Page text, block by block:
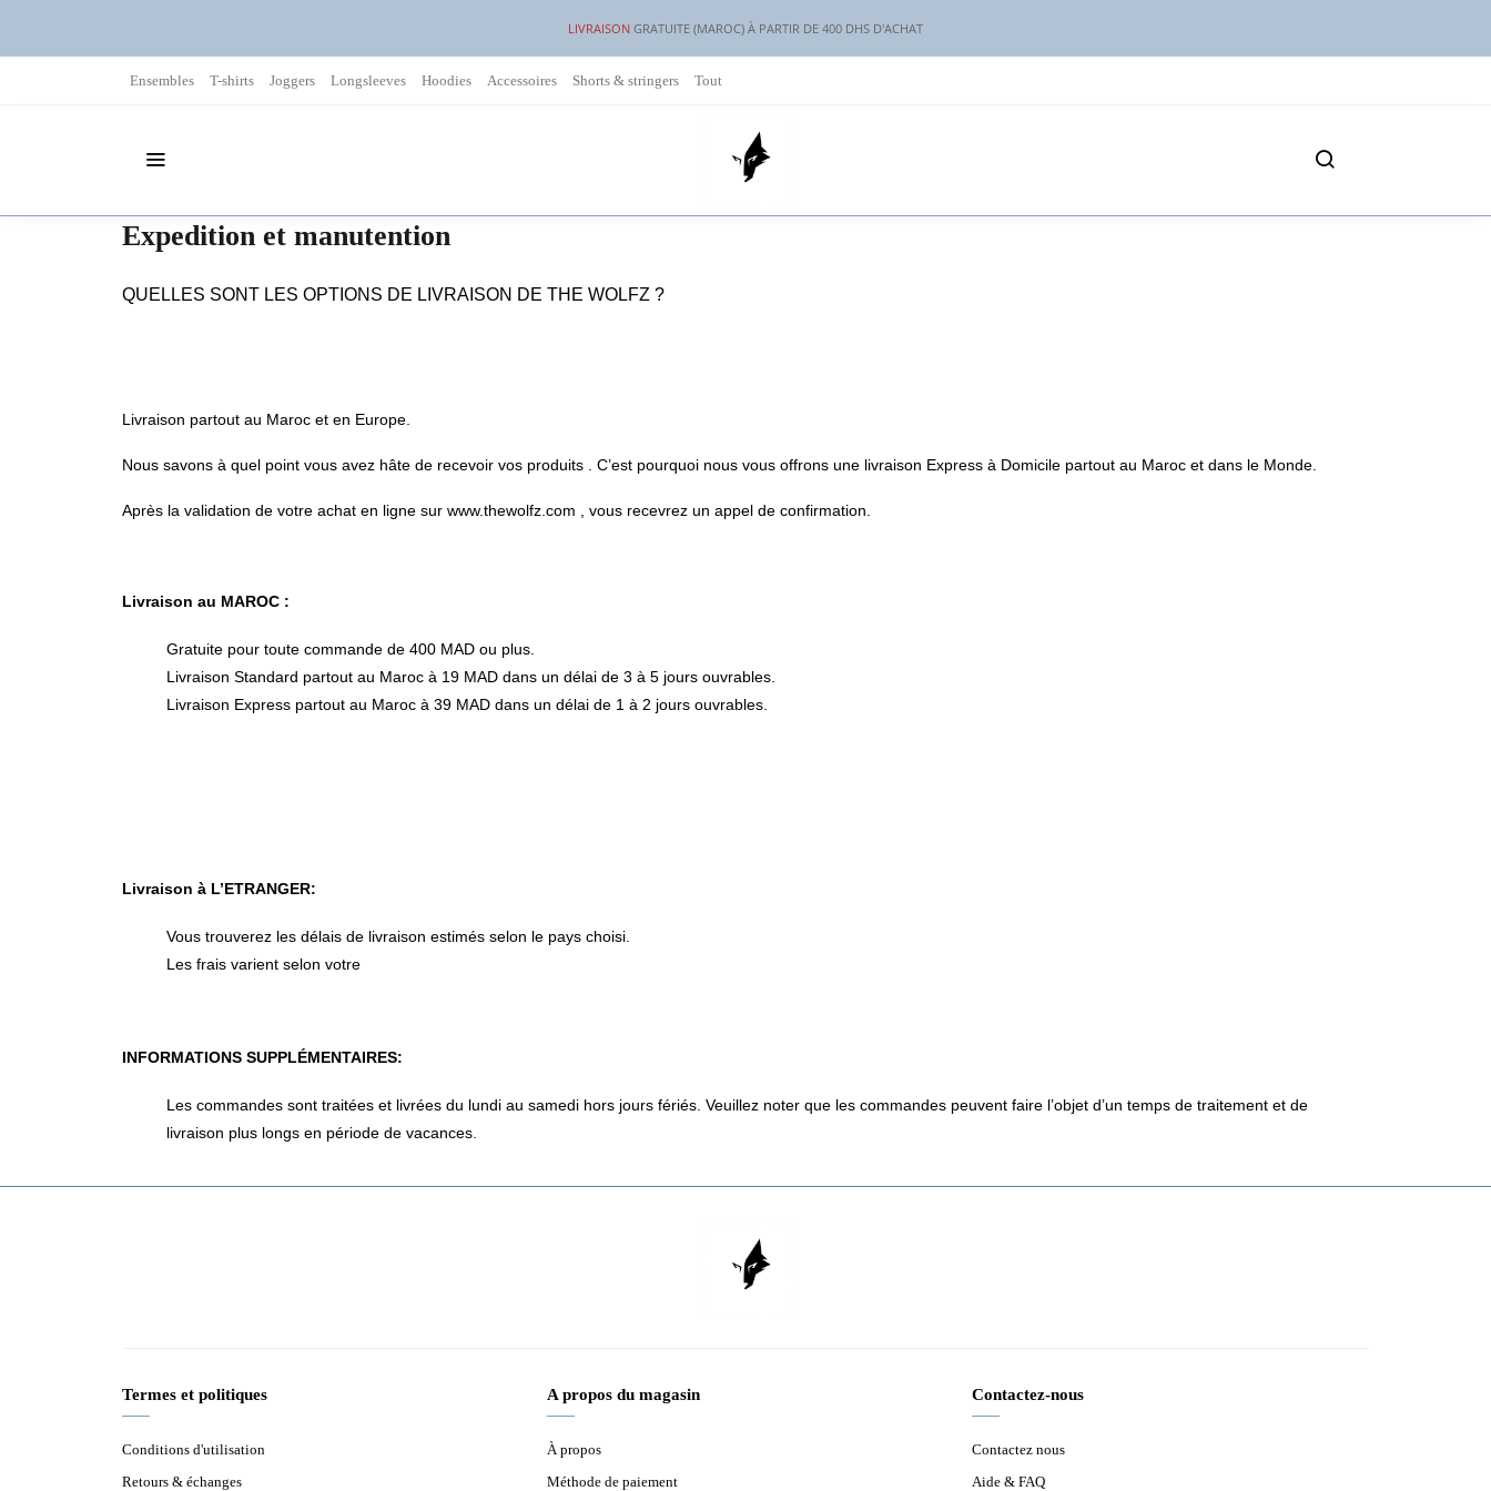
LIVRAISON GRATUITE (MAROC) À PARTIR DE 400 DHS D'ACHAT
Ensembles T-shirts Joggers Longsleeves Hoodies Accessoires Shorts & stringers Tout
Expedition et manutention
QUELLES SONT LES OPTIONS DE LIVRAISON DE THE WOLFZ ?
Livraison partout au Maroc et en Europe.
Nous savons à quel point vous avez hâte de recevoir vos produits . C’est pourquoi nous vous offrons une livraison Express à Domicile partout au Maroc et dans le Monde.
Après la validation de votre achat en ligne sur www.thewolfz.com , vous recevrez un appel de confirmation.
Livraison au MAROC :
Gratuite pour toute commande de 400 MAD ou plus.
Livraison Standard partout au Maroc à 19 MAD dans un délai de 3 à 5 jours ouvrables.
Livraison Express partout au Maroc à 39 MAD dans un délai de 1 à 2 jours ouvrables.
Livraison à L’ETRANGER:
Vous trouverez les délais de livraison estimés selon le pays choisi.
Les frais varient selon votre
INFORMATIONS SUPPLÉMENTAIRES:
Les commandes sont traitées et livrées du lundi au samedi hors jours fériés. Veuillez noter que les commandes peuvent faire l’objet d’un temps de traitement et de
livraison plus longs en période de vacances.
Termes et politiques
Conditions d'utilisation
Retours & échanges
A propos du magasin
À propos
Méthode de paiement
Contactez-nous
Contactez nous
Aide & FAQ